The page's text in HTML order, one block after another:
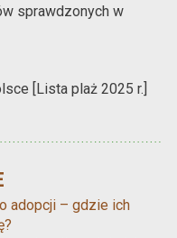
sprawdzonych w
[Lista plaż 2025 r.]
adopcji – gdzie ich